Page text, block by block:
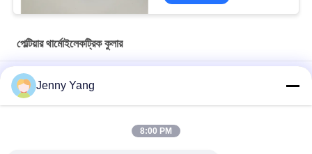
পেল্টিয়ার থার্মোইলেকট্রিক কুলার
২৪ ছিদ্র কুলিং মডিউল পলিমারেজ চেইন রিঅ্যাকশনে তাপমাত্রা নিয়ন্ত্রণের জন্য ডিজাইন
করা হয়েছে
পলিমারেজ চেইন রিঅ্যাকশনে তাপমাত্রা নিয়ন্ত্রণের জন্য ডিজাইন করা ৪ ছিদ্রের কুলিং
Jenny Yang
8:00 PM